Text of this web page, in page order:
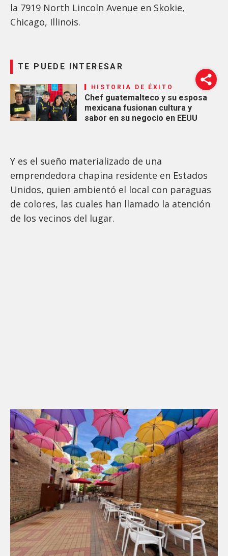
la 7919 North Lincoln Avenue en Skokie,
Chicago, Illinois.
TE PUEDE INTERESAR
HISTORIA DE ÉXITO
Chef guatemalteco y su esposa
mexicana fusionan cultura y
sabor en su negocio en EEUU
Y es el sueño materializado de una
emprendedora chapina residente en Estados
Unidos, quien ambientó el local con paraguas
de colores, las cuales han llamado la atención
de los vecinos del lugar.